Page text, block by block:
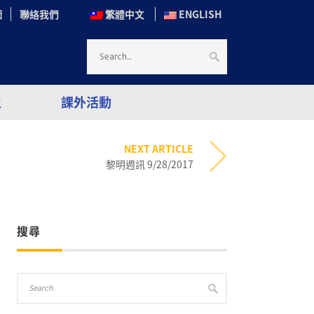
繁體中文 ENGLISH
聯絡我們
課外活動
NEXT ARTICLE
黎明週訊 9/28/2017
搜尋